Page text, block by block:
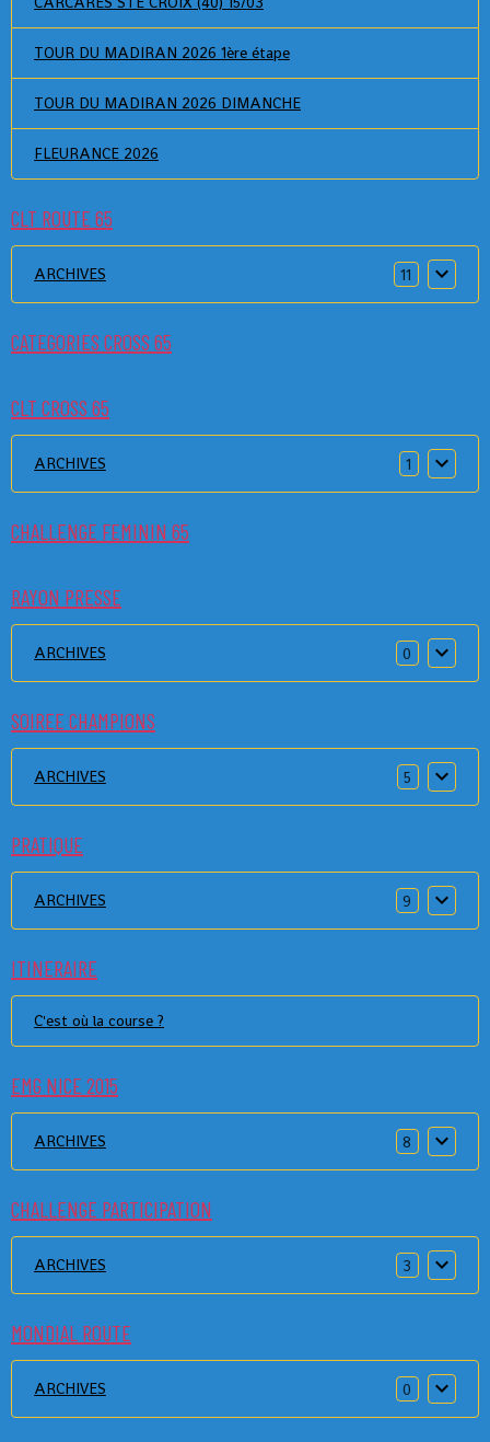
TOUR DU MADIRAN 2026 1ère étape
TOUR DU MADIRAN 2026 DIMANCHE
FLEURANCE 2026
CLT ROUTE 65
ARCHIVES 11
CATEGORIES CROSS 65
CLT CROSS 65
ARCHIVES 1
CHALLENGE FEMININ 65
RAYON PRESSE
ARCHIVES 0
SOIREE CHAMPIONS
ARCHIVES 5
PRATIQUE
ARCHIVES 9
ITINERAIRE
C'est où la course ?
EMG NICE 2015
ARCHIVES 8
CHALLENGE PARTICIPATION
ARCHIVES 3
MONDIAL ROUTE
ARCHIVES 0